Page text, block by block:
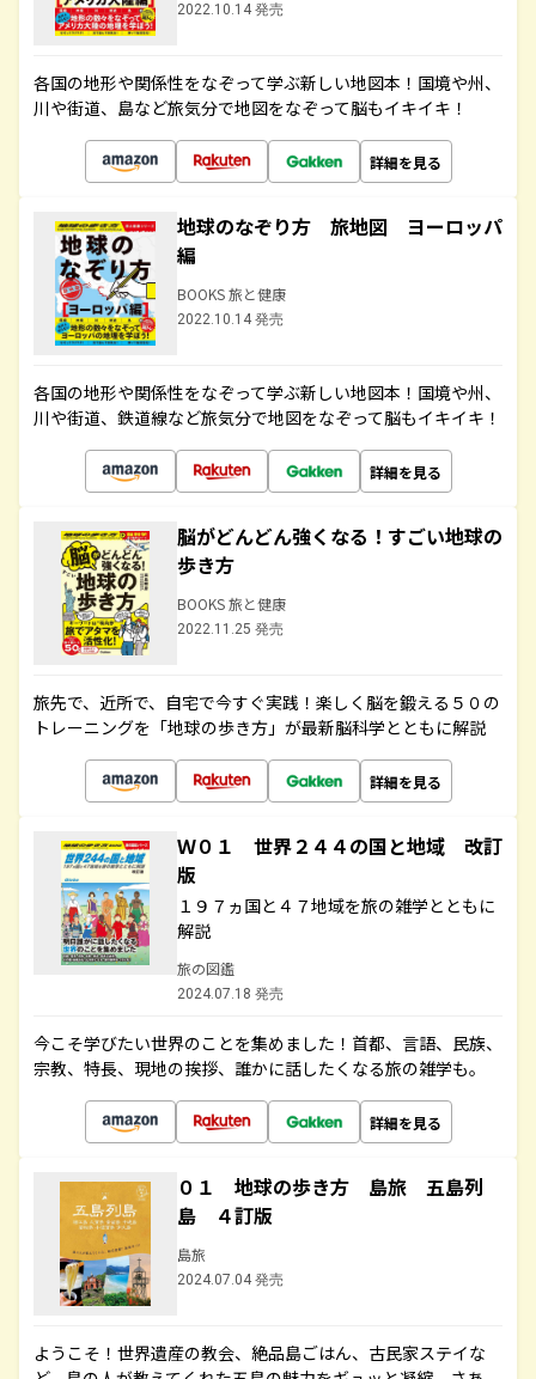
2022.10.14 発売
各国の地形や関係性をなぞって学ぶ新しい地図本！国境や州、
川や街道、島など旅気分で地図をなぞって脳もイキイキ！
詳細を見る
地球のなぞり方 旅地図 ヨーロッパ
編
BOOKS 旅と健康
2022.10.14 発売
各国の地形や関係性をなぞって学ぶ新しい地図本！国境や州、
川や街道、鉄道線など旅気分で地図をなぞって脳もイキイキ！
詳細を見る
脳がどんどん強くなる！すごい地球の
歩き方
BOOKS 旅と健康
2022.11.25 発売
旅先で、近所で、自宅で今すぐ実践！楽しく脳を鍛える５０の
トレーニングを「地球の歩き方」が最新脳科学とともに解説
詳細を見る
Ｗ０１ 世界２４４の国と地域 改訂
版
１９７ヵ国と４７地域を旅の雑学とともに
解説
旅の図鑑
2024.07.18 発売
今こそ学びたい世界のことを集めました！首都、言語、民族、
宗教、特長、現地の挨拶、誰かに話したくなる旅の雑学も。
詳細を見る
０１ 地球の歩き方 島旅 五島列
島 ４訂版
島旅
2024.07.04 発売
ようこそ！世界遺産の教会、絶品島ごはん、古民家ステイな